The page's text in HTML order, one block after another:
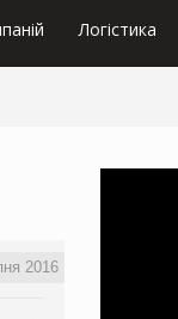
Логістика
2016